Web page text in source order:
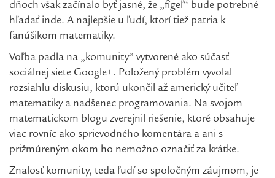
dňoch však začínalo byť jasné, že „fígeľ“ bude potrebné
hľadať inde. A najlepšie u ľudí, ktorí tiež patria k
fanúšikom matematiky.
Voľba padla na „komunity“ vytvorené ako súčasť
sociálnej siete Google+. Položený problém vyvolal
rozsiahlu diskusiu, ktorú ukončil až americký učiteľ
matematiky a nadšenec programovania. Na svojom
matematickom blogu zverejnil riešenie, ktoré obsahuje
viac rovníc ako sprievodného komentára a ani s
prižmúreným okom ho nemožno označiť za krátke.
Znalosť komunity, teda ľudí so spoločným záujmom, je